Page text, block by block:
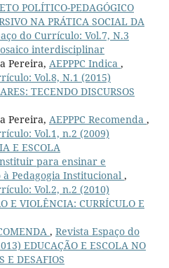
POLÍTICO-PEDAGÓGICO
NA PRÁTICA SOCIAL DA
do Currículo: Vol.7, N.3
interdisciplinar
Pereira, AEPPPC Indica ,
Vol.8, N.1 (2015)
TECENDO DISCURSOS
Pereira, AEPPPC Recomenda ,
Vol.1, n.2 (2009)
E ESCOLA
para ensinar e
Pedagogia Institucional ,
Vol.2, n.2 (2010)
E VIOLÊNCIA: CURRÍCULO E
, Revista Espaço do
EDUCAÇÃO E ESCOLA NO
E DESAFIOS